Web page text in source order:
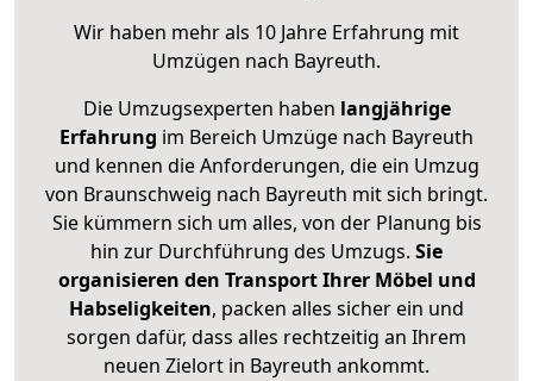
Wir haben mehr als 10 Jahre Erfahrung mit
Umzügen nach Bayreuth.
Die Umzugsexperten haben langjährige
Erfahrung im Bereich Umzüge nach Bayreuth
und kennen die Anforderungen, die ein Umzug
von Braunschweig nach Bayreuth mit sich bringt.
Sie kümmern sich um alles, von der Planung bis
hin zur Durchführung des Umzugs. Sie
organisieren den Transport Ihrer Möbel und
Habseligkeiten, packen alles sicher ein und
sorgen dafür, dass alles rechtzeitig an Ihrem
neuen Zielort in Bayreuth ankommt.